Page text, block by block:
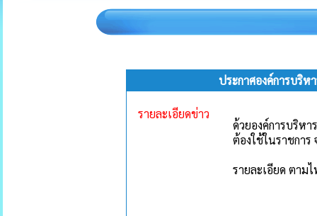
ประกาศองค์การบริห
รายละเอียดข่าว
ด้วยองค์การบริห
ต้องใช้ในราชการ
รายละเอียด ตาม